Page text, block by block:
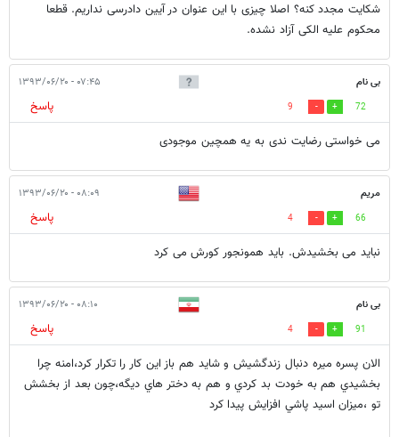
شکایت مجدد کنه؟ اصلا چیزی با این عنوان در آیین دادرسی نداریم. قطعا
محکوم علیه الکی آزاد نشده.
بی نام ۰۷:۴۵ - ۱۳۹۳/۰۶/۲۰
72
9
پاسخ
می خواستی رضایت ندی به یه همچین موجودی
مریم ۰۸:۰۹ - ۱۳۹۳/۰۶/۲۰
66
4
پاسخ
نباید می بخشیدش. باید همونجور کورش می کرد
بی نام ۰۸:۱۰ - ۱۳۹۳/۰۶/۲۰
91
4
پاسخ
الان پسره ميره دنبال زندگشيش و شايد هم باز اين كار را تكرار كرد،امنه چرا
بخشيدي هم به خودت بد كردي و هم به دختر هاي ديگه،چون بعد از بخشش
تو ،ميزان اسيد پاشي افزايش پيدا كرد